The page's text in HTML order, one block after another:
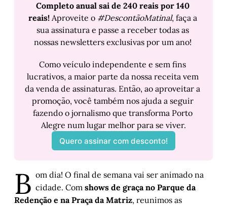
Completo anual sai de 240 reais por 140
reais! Aproveite o #DescontãoMatinal, faça a
sua assinatura e passe a receber todas as
nossas newsletters exclusivas por um ano!
Como veículo independente e sem fins
lucrativos, a maior parte da nossa receita vem
da venda de assinaturas. Então, ao aproveitar a
promoção, você também nos ajuda a seguir
fazendo o jornalismo que transforma Porto
Alegre num lugar melhor para se viver.
Quero assinar com desconto!
B om dia! O final de semana vai ser animado na
cidade. Com shows de graça no Parque da
Redenção e na Praça da Matriz, reunimos as